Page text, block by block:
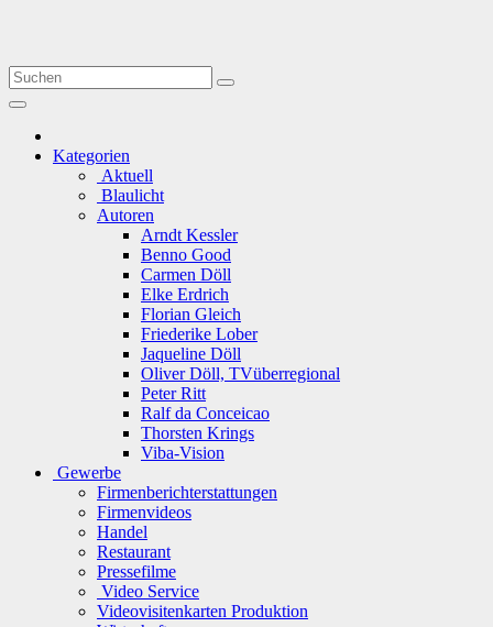
Kategorien
Aktuell
Blaulicht
Autoren
Arndt Kessler
Benno Good
Carmen Döll
Elke Erdrich
Florian Gleich
Friederike Lober
Jaqueline Döll
Oliver Döll, TVüberregional
Peter Ritt
Ralf da Conceicao
Thorsten Krings
Viba-Vision
Gewerbe
Firmenberichterstattungen
Firmenvideos
Handel
Restaurant
Pressefilme
Video Service
Videovisitenkarten Produktion